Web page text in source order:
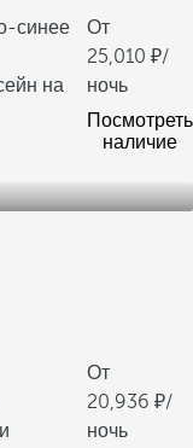
синее
на
От
25,010
/
ночь
Посмотреть
наличие
От
20,936
/
ночь